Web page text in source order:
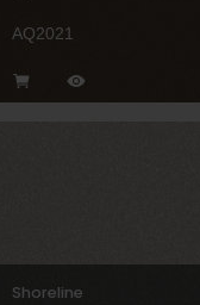
AQ2021
Shoreline